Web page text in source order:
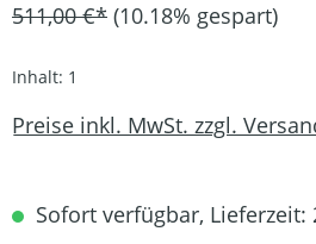
511,00 €* (10.18% gespart)
Inhalt: 1
Preise inkl. MwSt. zzgl.
Sofort verfügbar, Lieferzeit: